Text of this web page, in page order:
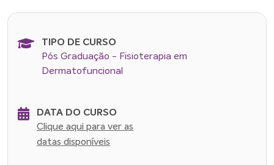
TIPO DE CURSO
Pós Graduação - Fisioterapia em
Dermatofuncional
DATA DO CURSO
Clique aqui para ver as
datas disponíveis